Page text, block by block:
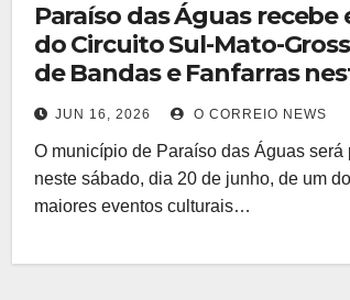
Paraíso das Águas recebe
do Circuito Sul-Mato-
de Bandas e Fanfarras
sábado
JUN 16, 2026 O CORREIO NEWS
O município de Paraíso das Águas será
neste sábado, dia 20 de junho, de um
maiores eventos culturais…